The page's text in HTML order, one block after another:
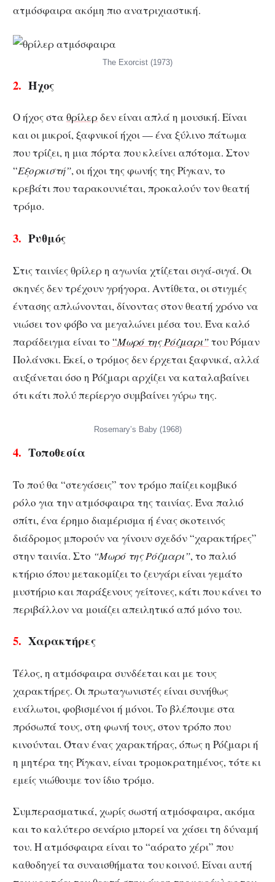
ατμόσφαιρα ακόμη πιο ανατριχιαστική.
The Exorcist (1973)
2. Ήχος
Ο ήχος στα θρίλερδεν είναι απλά η μουσική. Είναι
και οι μικροί, ξαφνικοί ήχοι — ένα ξύλινο πάτωμα
που τρίζει, η μια πόρτα που κλείνει απότομα. Στον
“Εξορκιστή”, οι ήχοι της φωνής της Ρίγκαν, το
κρεβάτι που ταρακουνιέται, προκαλούν τον θεατή
τρόμο.
3. Ρυθμός
Στις ταινίες θρίλερ η αγωνία χτίζεται σιγά-σιγά. Οι
σκηνές δεν τρέχουν γρήγορα. Αντίθετα, οι στιγμές
έντασης απλώνονται, δίνοντας στον θεατή χρόνο να
νιώσει τον φόβο να μεγαλώνει μέσα του. Ένα καλό
παράδειγμα είναι το “Μωρό της Ρόζμαρι”του Ρόμαν
Πολάνσκι. Εκεί, ο τρόμος δεν έρχεται ξαφνικά, αλλά
αυξάνεται όσο η Ρόζμαρι αρχίζει να καταλαβαίνει
ότι κάτι πολύ περίεργο συμβαίνει γύρω της.
Rosemary’s Baby (1968)
4. Τοποθεσία
Το πού θα “στεγάσεις” τον τρόμο παίζει κομβικό
ρόλο για την ατμόσφαιρα της ταινίας. Ένα παλιό
σπίτι, ένα έρημο διαμέρισμα ή ένας σκοτεινός
διάδρομος μπορούν να γίνουν σχεδόν “χαρακτήρες”
στην ταινία. Στο “Μωρό της Ρόζμαρι”, το παλιό
κτήριο όπου μετακομίζει το ζευγάρι είναι γεμάτο
μυστήριο και παράξενους γείτονες, κάτι που κάνει το
περιβάλλον να μοιάζει απειλητικό από μόνο του.
5. Χαρακτήρες
Τέλος, η ατμόσφαιρα συνδέεται και με τους
χαρακτήρες. Οι πρωταγωνιστές είναι συνήθως
ευάλωτοι, φοβισμένοι ή μόνοι. Το βλέπουμε στα
πρόσωπά τους, στη φωνή τους, στον τρόπο που
κινούνται. Όταν ένας χαρακτήρας, όπως η Ρόζμαρι ή
η μητέρα της Ρίγκαν, είναι τρομοκρατημένος, τότε κι
εμείς νιώθουμε τον ίδιο τρόμο.
Συμπερασματικά, χωρίς σωστή ατμόσφαιρα, ακόμα
και το καλύτερο σενάριο μπορεί να χάσει τη δύναμή
του. Η ατμόσφαιρα είναι το “αόρατο χέρι” που
καθοδηγεί τα συναισθήματα του κοινού. Είναι αυτή